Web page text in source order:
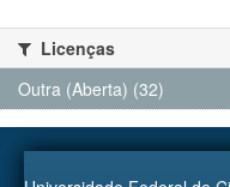
Licenças
Outra (Aberta) (32)